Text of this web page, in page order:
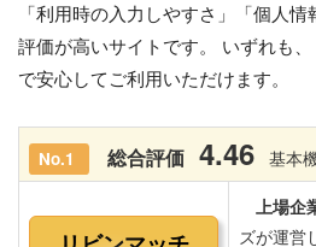
「利用時の入力しやすさ」「個人
評価が高いサイトです。 いずれも、
で安心してご利用いただけます。